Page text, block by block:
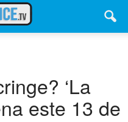
‘La
este 13 de